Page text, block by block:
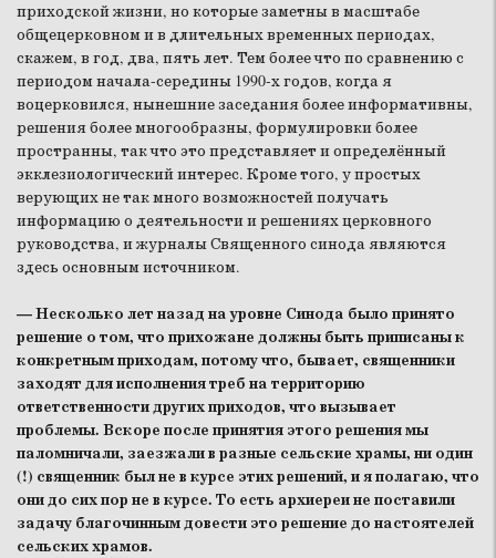
приходской жизни, но которые заметны в масштабе
общецерковном и в длительных временных периодах,
скажем, в год, два, пять лет. Тем более что по сравнению с
периодом начала-середины 1990-х годов, когда я
воцерковился, нынешние заседания более информативны,
решения более многообразны, формулировки более
пространны, так что это представляет и определённый
экклезиологический интерес. Кроме того, у простых
верующих не так много возможностей получать
информацию о деятельности и решениях церковного
руководства, и журналы Священного синода являются
здесь основным источником.
— Несколько лет назад на уровне Синода было принято
решение о том, что прихожане должны быть приписаны к
конкретным приходам, потому что, бывает, священники
заходят для исполнения треб на территорию
ответственности других приходов, что вызывает
проблемы. Вскоре после принятия этого решения мы
паломничали, заезжали в разные сельские храмы, ни один
(!) священник был не в курсе этих решений, и я полагаю, что
они до сих пор не в курсе. То есть архиереи не поставили
задачу благочинным довести это решение до настоятелей
сельских храмов.